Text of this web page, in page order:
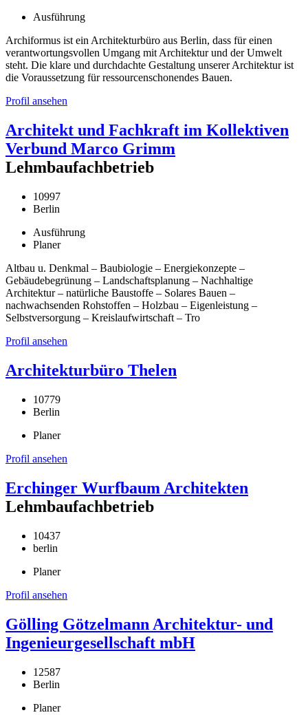
Ausführung
Archiformus ist ein Architekturbüro aus Berlin, dass für einen
verantwortungsvollen Umgang mit Architektur und der Umwelt
steht. Die klare und durchdachte Gestaltung unserer Architektur ist
die Voraussetzung für ressourcenschonendes Bauen.
Profil ansehen
Architekt und Fachkraft im Kollektiven
Verbund Marco Grimm
Lehmbaufachbetrieb
10997
Berlin
Ausführung
Planer
Altbau u. Denkmal – Baubiologie – Energiekonzepte –
Gebäudebegrünung – Landschaftsplanung – Nachhaltige
Architektur – natürliche Baustoffe – Solares Bauen –
nachwachsenden Rohstoffen – Holzbau – Eigenleistung –
Selbstversorgung – Kreislaufwirtschaft – Tro
Profil ansehen
Architekturbüro Thelen
10779
Berlin
Planer
Profil ansehen
Erchinger Wurfbaum Architekten
Lehmbaufachbetrieb
10437
berlin
Planer
Profil ansehen
Gölling Götzelmann Architektur- und
Ingenieurgesellschaft mbH
12587
Berlin
Planer